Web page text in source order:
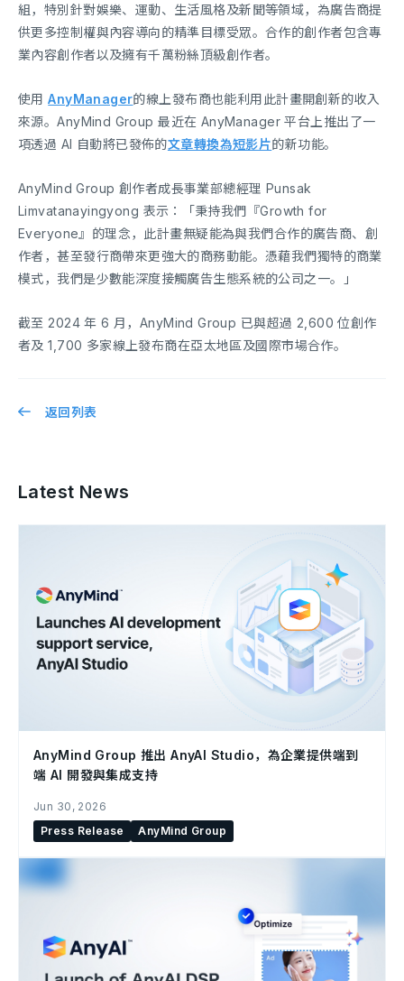
組，特別針對娛樂、運動、生活風格及新聞等領域，為廣告商提
供更多控制權與內容導向的精準目標受眾。合作的創作者包含專
業內容創作者以及擁有千萬粉絲頂級創作者。
使用AnyManager的線上發布商也能利用此計畫開創新的收入
來源。AnyMind Group 最近在 AnyManager 平台上推出了一
項透過 AI 自動將已發佈的文章轉換為短影片的新功能。
AnyMind Group 創作者成長事業部總經理 Punsak
Limvatanayingyong 表示：「秉持我們『Growth for
Everyone』的理念，此計畫無疑能為與我們合作的廣告商、創
作者，甚至發行商帶來更強大的商務動能。憑藉我們獨特的商業
模式，我們是少數能深度接觸廣告生態系統的公司之一。」
截至 2024 年 6 月，AnyMind Group 已與超過 2,600 位創作
者及 1,700 多家線上發布商在亞太地區及國際市場合作。
返回列表
Latest News
AnyMind Group 推出 AnyAI Studio，為企業提供端到
端 AI 開發與集成支持
Jun 30, 2026
Press Release
AnyMind Group